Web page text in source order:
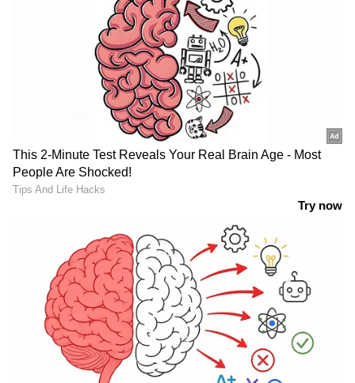
LATEST VIDEOS
ജന്തർ മന്തർ എന്തുകൊണ്ട്
അടച്ചുപൂട്ടുന്നില്ലെന്ന് ചോദ്യവുമായി
ദില്ലി ഹൈക്കോടതി
മോഹൻ ലാലിന് വിസ കിട്ടിയില്ല;
ഇന്നത്തെ സിഡ്നി ഷോ മാറ്റി വെച്ചു,
ക്ഷമ ചോദിച്ച് മോഹൻലാൽ